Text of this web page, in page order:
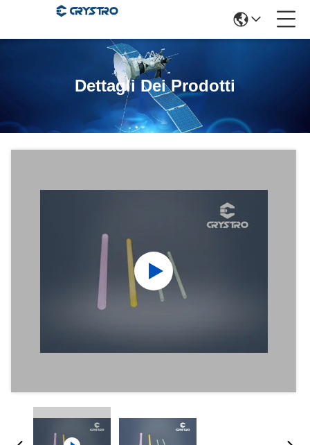
Dettagli Dei Prodotti